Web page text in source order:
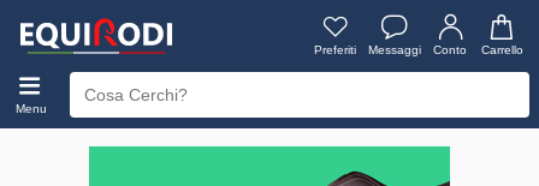
Preferiti Messaggi Conto Carrello
Menu